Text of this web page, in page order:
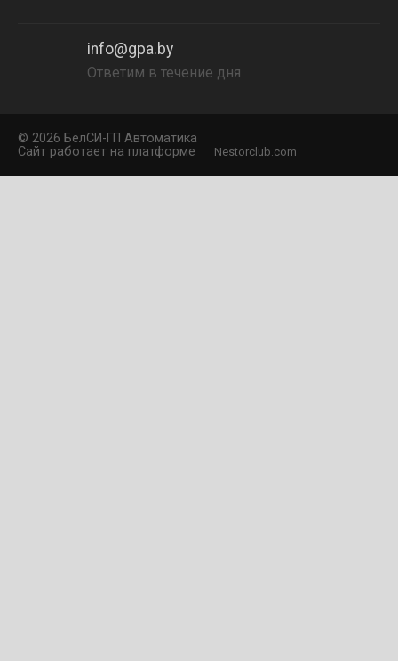
info@gpa.by
Ответим в течение дня
© 2026 БелCИ-ГП Автоматика
Сайт работает на платформе
Nestorclub.com